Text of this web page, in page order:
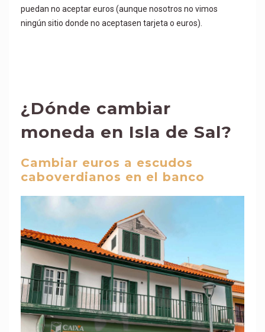
puedan no aceptar euros (aunque nosotros no vimos
ningún sitio donde no aceptasen tarjeta o euros).
¿Dónde cambiar
moneda en Isla de Sal?
Cambiar euros a escudos
caboverdianos en el banco